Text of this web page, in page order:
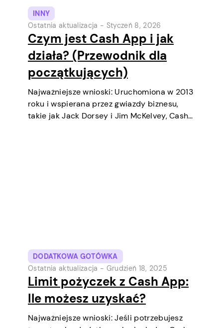
INNY
Ostatnia aktualizacja - Styczeń 8, 2026
Czym jest Cash App i jak
działa? (Przewodnik dla
początkujących)
Najważniejsze wnioski: Uruchomiona w 2013
roku i wspierana przez gwiazdy biznesu,
takie jak Jack Dorsey i Jim McKelvey, Cash
DODATKOWA GOTÓWKA
Ostatnia aktualizacja - Grudzień 18, 2025
Limit pożyczek z Cash App:
Ile możesz uzyskać?
Najważniejsze wnioski: Jeśli potrzebujesz